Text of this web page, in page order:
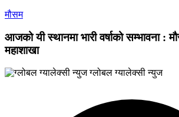
मौसम
आजको यी स्थानमा भारी वर्षाको सम्भावना :
महाशाखा
ग्लोबल ग्यालेक्सी न्युज